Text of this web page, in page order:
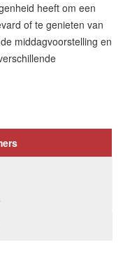
heeft om een
of te genieten van
middagvoorstelling en